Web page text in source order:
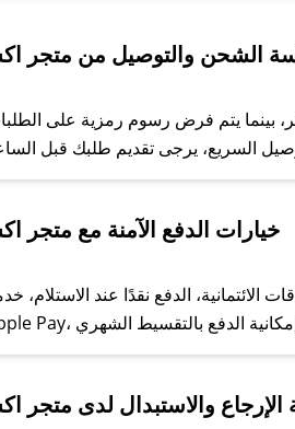
وسنقوم بحل المشكلة في أسرع وقت
### ماذا أفعل إذا لم
كوبونات وخصومات حصرية، قم بما
الشحن والتوصيل من متجر
بينما يتم فرض رسوم رمزية على
خيارات الدفع الآمنة مع متجر
الدفع نقدًا عند الاستلام،
والاستبدال لدى متجر